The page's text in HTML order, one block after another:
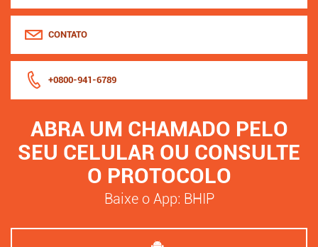
CONTATO
+0800-941-6789
ABRA UM CHAMADO PELO
SEU CELULAR OU CONSULTE
O PROTOCOLO
Baixe o App: BHIP